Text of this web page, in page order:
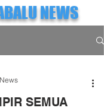
NEWS
SEMUA